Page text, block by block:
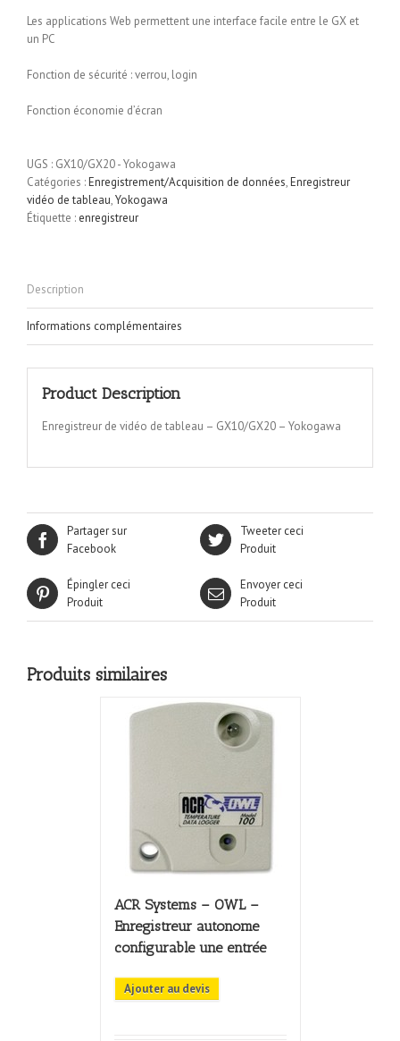
Les applications Web permettent une interface facile entre le GX et
un PC
Fonction de sécurité : verrou, login
Fonction économie d’écran
UGS : GX10/GX20 - Yokogawa
Catégories :Enregistrement/Acquisition de données,Enregistreur
vidéo de tableau,Yokogawa
Étiquette : enregistreur
Description
Informations complémentaires
Product Description
Enregistreur de vidéo de tableau – GX10/GX20 – Yokogawa
Partager sur
Facebook
Tweeter ceci
Produit
Épingler ceci
Produit
Envoyer ceci
Produit
Produits similaires
ACR Systems – OWL –
Enregistreur autonome
configurable une entrée
Ajouter au devis